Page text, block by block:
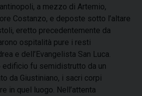
a mezzo di Artemio,
Costanzo, e deposte sotto l’altare
eretto precedentemente da
ospitalità pure i resti
e dell’Evangelista San Luca.
edificio fu semidistrutto da un
da Giustiniano, i sacri corpi
in quel luogo. Nell’attenta